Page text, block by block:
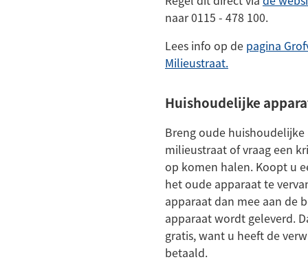
naar 0115 - 478 100.
Lees info op de pagina
Milieustraat.
Huishoudelijke
Breng oude
milieustraat of vraag een
op komen halen. Koopt u
het oude apparaat te
apparaat dan mee aan de
apparaat wordt geleverd.
gratis, want u heeft de
betaald.